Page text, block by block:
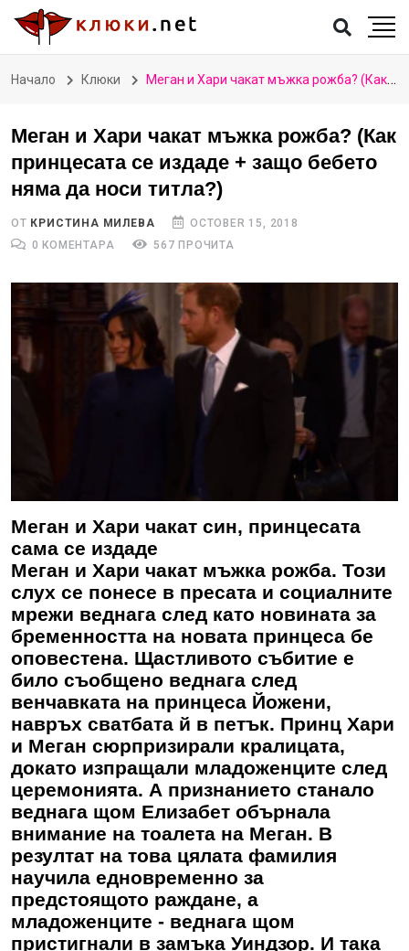
Начало Клюки Меган и Хари чакат мъжка рожба? (Как принцесата се издаде + защо бебето няма да носи титла?)
Меган и Хари чакат мъжка рожба? (Как
принцесата се издаде + защо бебето
няма да носи титла?)
ОТ КРИСТИНА МИЛЕВА
OCTOBER 15, 2018
0 КОМЕНТАРА
567 ПРОЧИТА
Меган и Хари чакат син, принцесата
сама се издаде
Меган и Хари чакат мъжка рожба. Този
слух се понесе в пресата и социалните
мрежи веднага след като новината за
бременността на новата принцеса бе
оповестена. Щастливото събитие е
било съобщено веднага след
венчавката на принцеса Йожени,
навръх сватбата й в петък. Принц Хари
и Меган сюрпризирали кралицата,
докато изпращали младоженците след
церемонията. А признанието станало
веднага щом Елизабет обърнала
внимание на тоалета на Меган. В
резултат на това цялата фамилия
научила едновременно за
предстоящото раждане, а
младоженците - веднага щом
пристигнали в замъка Уиндзор. И така